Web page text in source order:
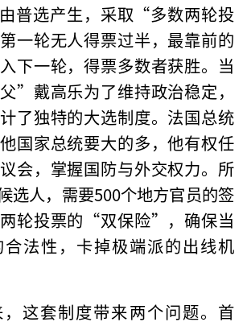
普选产生，采取“多数两轮投
一轮无人得票过半，最靠前的
下一轮，得票多数者获胜。当
”戴高乐为了维持政治稳定，
了独特的大选制度。法国总统
国家总统要大的多，他有权任
会，掌握国防与外交权力。所
选人，需要500个地方官员的签
轮投票的“双保险”，确保当
法性，卡掉极端派的出线机
这套制度带来两个问题。首